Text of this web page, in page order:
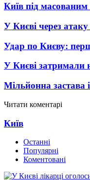
Київ під
У Києві через атаку
Удар по Києву:
У Києві затримали
Мільйонна застава
Читати коментарі
Київ
Останні
Популярні
Коментовані